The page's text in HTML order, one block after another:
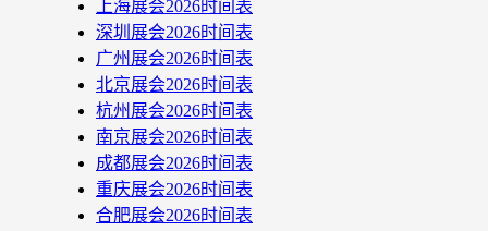
上海展会2026时间表
深圳展会2026时间表
广州展会2026时间表
北京展会2026时间表
杭州展会2026时间表
南京展会2026时间表
成都展会2026时间表
重庆展会2026时间表
合肥展会2026时间表